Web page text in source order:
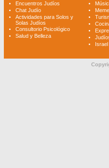
Encuentros Judíos
Chat Judío
Actividades para Solos y
Solas Judíos
Consultorio Psicológico
Salud y Belleza
Israel